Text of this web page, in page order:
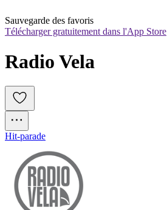
Sauvegarde des favoris
Télécharger gratuitement dans l'App Store
Radio Vela
Hit-parade